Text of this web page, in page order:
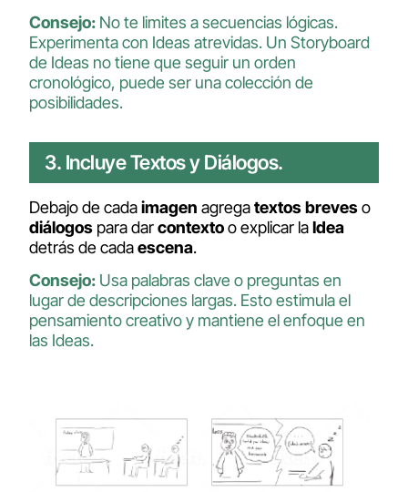
Consejo: No te limites a secuencias lógicas.
Experimenta con Ideas atrevidas. Un Storyboard
de Ideas no tiene que seguir un orden
cronológico, puede ser una colección de
posibilidades.
3. Incluye Textos y Diálogos.
Debajo de cadaimagen agregatextosbreveso
diálogos para darcontextoo explicar laIdea
detrás de cadaescena.
Consejo: Usa palabras clave o preguntas en
lugar de descripciones largas. Esto estimula el
pensamiento creativo y mantiene el enfoque en
las Ideas.